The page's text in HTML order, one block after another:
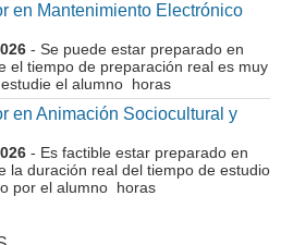
en Mantenimiento Electrónico
- Se puede estar preparado en
el tiempo de preparación real es muy
el alumno horas
en Animación Sociocultural y
- Es factible estar preparado en
la duración real del tiempo de estudio
por el alumno horas